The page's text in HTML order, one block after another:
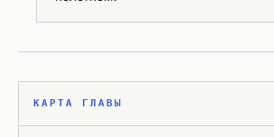
КАРТА ГЛАВЫ